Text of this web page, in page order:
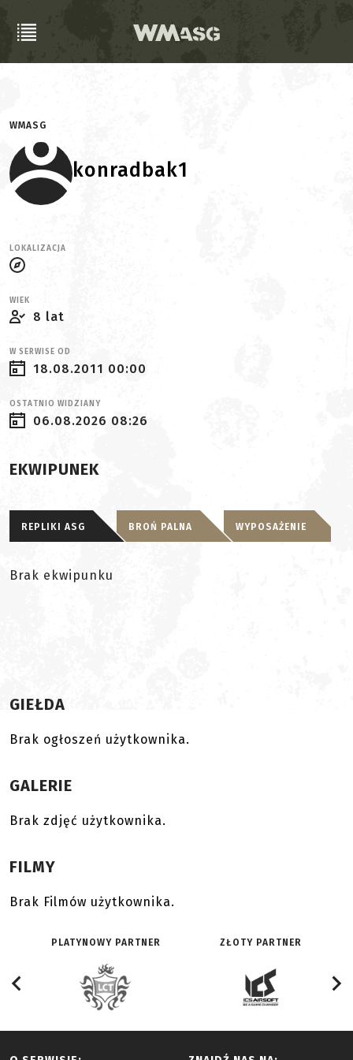
WMASG
konradbak1
LOKALIZACJA
WIEK
8 lat
W SERWISE OD
18.08.2011 00:00
OSTATNIO WIDZIANY
06.08.2026 08:26
EKWIPUNEK
REPLIKI ASG BROŃ PALNA WYPOSAŻENIE
Brak ekwipunku
GIEŁDA
Brak ogłoszeń użytkownika.
GALERIE
Brak zdjęć użytkownika.
FILMY
Brak Filmów użytkownika.
PLATYNOWY PARTNER ZŁOTY PARTNER